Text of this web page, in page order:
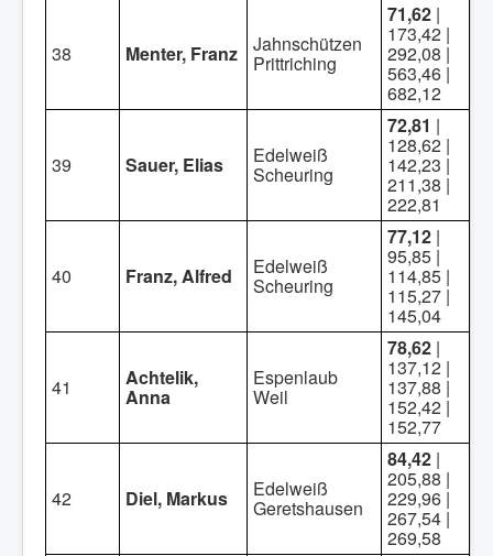
38 Menter, Franz Jahnschützen
Prittriching
71,62 |
173,42 |
292,08 |
563,46 |
682,12
39 Sauer, Elias Edelweiß
Scheuring
72,81 |
128,62 |
142,23 |
211,38 |
222,81
40 Franz, Alfred Edelweiß
Scheuring
77,12 |
95,85 |
114,85 |
115,27 |
145,04
41 Achtelik,
Anna
Espenlaub
Weil
78,62 |
137,12 |
137,88 |
152,42 |
152,77
42 Diel, Markus Edelweiß
Geretshausen
84,42 |
205,88 |
229,96 |
267,54 |
269,58